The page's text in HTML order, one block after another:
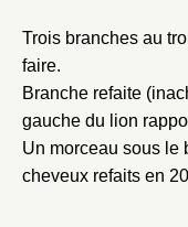
Trois branches au
faire.
Branche refaite
gauche du lion
Un morceau sous le
cheveux refaits en
Choix du